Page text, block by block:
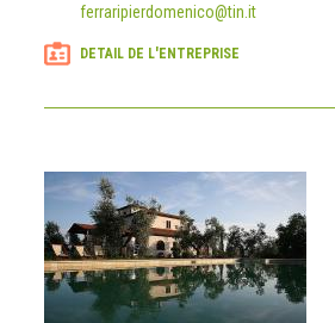
ferraripierdomenico@tin.it
DETAIL DE L'ENTREPRISE